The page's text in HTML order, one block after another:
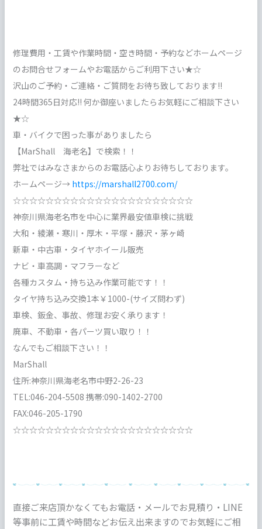
修理費用・工賃や作業時間・空き時間・予約などホームページ
のお問合せフォームやお電話からご利用下さい★☆
沢山のご予約・ご連絡・ご質問をお待ち致しております!!
24時間365日対応!! 何か御座いましたらお気軽にご相談下さい
★☆
車・バイクで困った事がありましたら
【MarShall 海老名】で検索！！
弊社ではみなさまからのお電話心よりお待ちしております。
ホームページ→ https://marshall2700.com/
☆☆☆☆☆☆☆☆☆☆☆☆☆☆☆☆☆☆☆☆☆☆
神奈川県海老名市を中心に業界最安値車検に挑戦
大和・綾瀬・寒川・厚木・平塚・藤沢・茅ヶ崎
新車・中古車・タイヤホイール販売
ナビ・車高調・マフラーなど
各種カスタム・持ち込み作業可能です！！
タイヤ持ち込み交換1本￥1000-(サイズ問わず)
車検、鈑金、事故、修理お安く承ります！
廃車、不動車・各パーツ買い取り！！
なんでもご相談下さい！！
MarShall
住所:神奈川県海老名市中野2-26-23
TEL:046-204-5508 携帯:090-1402-2700
FAX:046-205-1790
☆☆☆☆☆☆☆☆☆☆☆☆☆☆☆☆☆☆☆☆☆☆
直接ご来店頂かなくてもお電話・メールでお見積り・LINE
等事前に工賃や時間などお伝え出来ますのでお気軽にご相